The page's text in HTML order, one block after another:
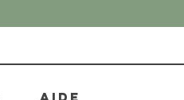
AIDE